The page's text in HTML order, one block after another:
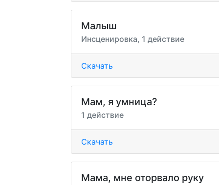
Малыш
Инсценировка, 1 действие
Скачать
Мам, я умница?
1 действие
Скачать
Мама, мне оторвало руку